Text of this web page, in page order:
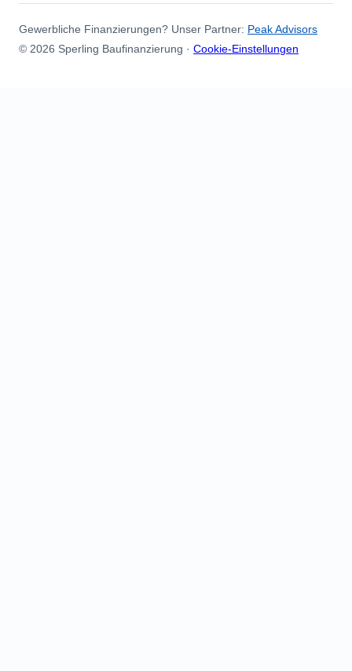
Gewerbliche Finanzierungen? Unser Partner: Peak Advisors
© 2026 Sperling Baufinanzierung · Cookie-Einstellungen